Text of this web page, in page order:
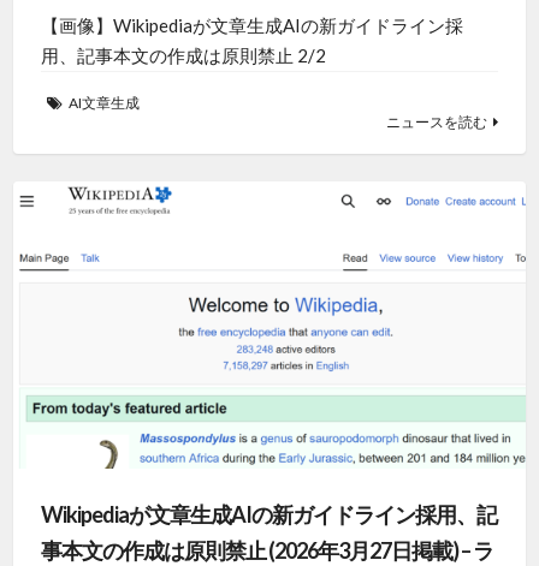
【画像】Wikipediaが文章生成AIの新ガイドライン採
用、記事本文の作成は原則禁止 2/2
AI文章生成
ニュースを読む
Wikipediaが文章生成AIの新ガイドライン採用、記
事本文の作成は原則禁止 (2026年3月27日掲載) – ラ